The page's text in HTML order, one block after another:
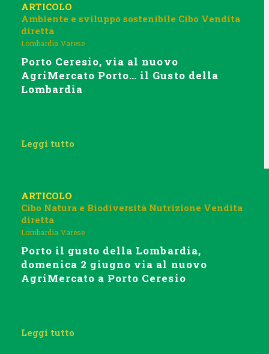
ARTICOLO
Ambiente e sviluppo sostenibile Cibo Vendita
diretta
Lombardia Varese
Porto Ceresio, via al nuovo
AgriMercato Porto… il Gusto della
Lombardia
Leggi tutto
ARTICOLO
Cibo Natura e Biodiversità Nutrizione Vendita
diretta
Lombardia Varese
Porto il gusto della Lombardia,
domenica 2 giugno via al nuovo
AgriMercato a Porto Ceresio
Leggi tutto